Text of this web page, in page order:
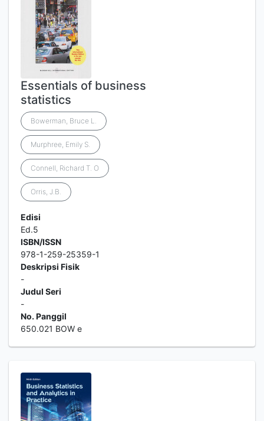
Essentials of business
statistics
Bowerman, Bruce L.
Murphree, Emily S.
Connell, Richard T. O
Orris, J.B.
Edisi
Ed.5
ISBN/ISSN
978-1-259-25359-1
Deskripsi Fisik
-
Judul Seri
-
No. Panggil
650.021 BOW e